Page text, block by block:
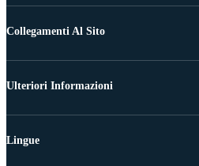
Collegamenti Al Sito
Ulteriori Informazioni
Lingue